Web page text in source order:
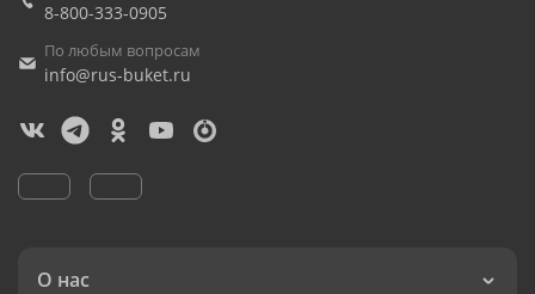
8-800-333-0905
По любым вопросам
info@rus-buket.ru
О нас